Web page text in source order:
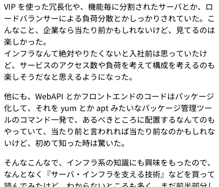
VIP を使った冗長化や、機能毎に分割されたサーバとか、ロ
ードバランサーによる負荷分散とかしっかりされていた。こ
んなこと、企業なら当たり前かもしれないけど、見てるのは
楽しかった。
インフラなんて絶対やりたくないと入社前は思っていたけ
ど、サービスのアクセス数や負荷を考えて構成を考えるのも
楽しそうだなと思えるようになった。
他にも、WebAPI とかフロントエンドのコードはパッケージ
化して、それを yum とか apt みたいなパッケージ管理ツー
ルのコマンド一発で、あるべきところに配置するなんてのも
やっていて、当たり前と言われれば当たり前なのかもしれな
いけど、初めて知った時は驚いた。
そんなこんなで、インフラ系の知識にも興味をもったので、
なんとなく『サーバ・インフラを支える技術』などを買って